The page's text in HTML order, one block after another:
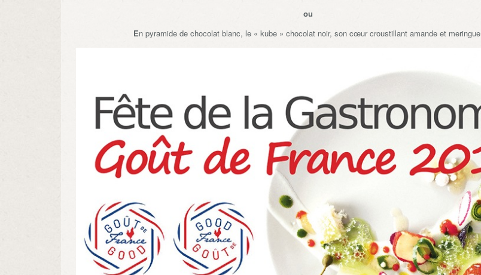
ou
En pyramide de chocolat blanc, le « kube » chocolat noir, son cœur croustillant amande et meringue